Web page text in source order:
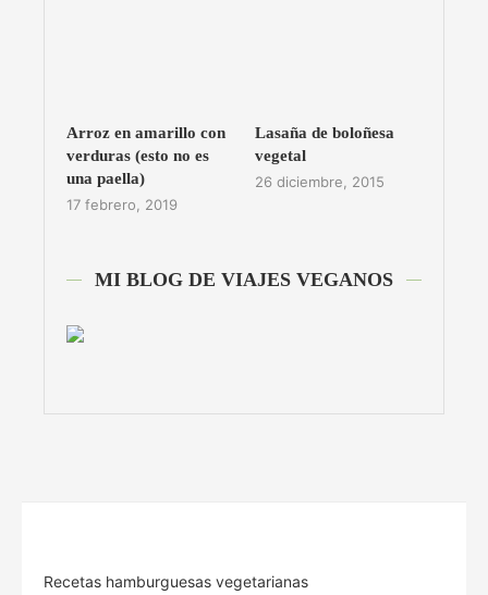
Arroz en amarillo con
verduras (esto no es
una paella)
17 febrero, 2019
Lasaña de boloñesa
vegetal
26 diciembre, 2015
MI BLOG DE VIAJES VEGANOS
Recetas hamburguesas vegetarianas